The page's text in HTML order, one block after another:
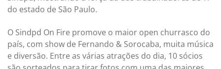
do estado de São Paulo.
O Sindpd On Fire promove o maior open churrasco do
país, com show de Fernando & Sorocaba, muita música
e diversão. Entre as várias atrações do dia, 10 sócios